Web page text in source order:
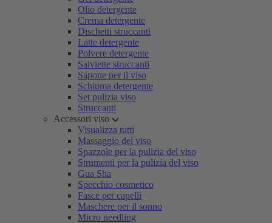
Olio detergente
Crema detergente
Dischetti struccanti
Latte detergente
Polvere detergente
Salviette struccanti
Sapone per il viso
Schiuma detergente
Set pulizia viso
Struccanti
Accessori viso
Visualizza tutti
Massaggio del viso
Spazzole per la pulizia del viso
Strumenti per la pulizia del viso
Gua Sha
Specchio cosmetico
Fasce per capelli
Maschere per il sonno
Micro needling